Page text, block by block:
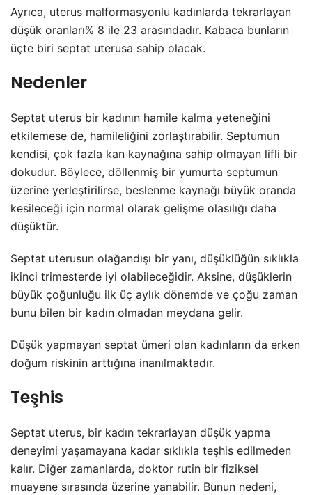
Ayrıca, uterus malformasyonlu kadınlarda tekrarlayan
düşük oranları% 8 ile 23 arasındadır. Kabaca bunların
üçte biri septat uterusa sahip olacak.
Nedenler
Septat uterus bir kadının hamile kalma yeteneğini
etkilemese de, hamileliğini zorlaştırabilir. Septumun
kendisi, çok fazla kan kaynağına sahip olmayan lifli bir
dokudur. Böylece, döllenmiş bir yumurta septumun
üzerine yerleştirilirse, beslenme kaynağı büyük oranda
kesileceği için normal olarak gelişme olasılığı daha
düşüktür.
Septat uterusun olağandışı bir yanı, düşüklüğün sıklıkla
ikinci trimesterde iyi olabileceğidir. Aksine, düşüklerin
büyük çoğunluğu ilk üç aylık dönemde ve çoğu zaman
bunu bilen bir kadın olmadan meydana gelir.
Düşük yapmayan septat ümeri olan kadınların da erken
doğum riskinin arttığına inanılmaktadır.
Teşhis
Septat uterus, bir kadın tekrarlayan düşük yapma
deneyimi yaşamayana kadar sıklıkla teşhis edilmeden
kalır. Diğer zamanlarda, doktor rutin bir fiziksel
muayene sırasında üzerine yanabilir. Bunun nedeni,